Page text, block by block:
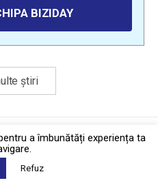
BIZIDAY
știri
·Contact
Biziday
a îmbunătăți experiența ta
Refuz